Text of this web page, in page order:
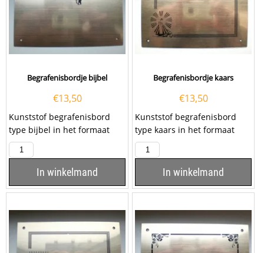
Begrafenisbordje bijbel
€13,50
Kunststof begrafenisbord
type bijbel in het formaat
100x160mm, inclusief het
graveren van een...
In winkelmand
Begrafenisbordje kaars
€13,50
Kunststof begrafenisbord
type kaars in het formaat
100x160mm, inclusief het
graveren van een...
In winkelmand